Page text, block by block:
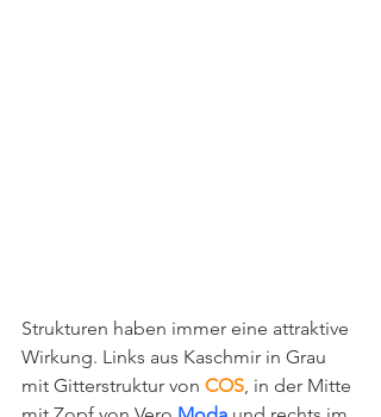
Strukturen haben immer eine attraktive
Wirkung. Links aus Kaschmir in Grau
mit Gitterstruktur von COS, in der Mitte